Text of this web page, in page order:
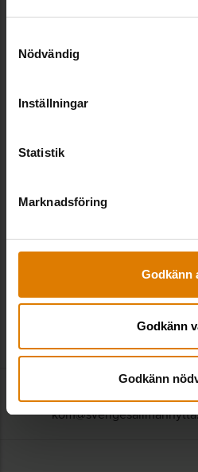
Nödvändig
Inställningar
Statistik
Marknadsföring
Godkänn
Godkänn
Godkänn
Patrizia Finessi
Patrizia Finessi arbetar brett
farliga ämnen samt
08-406 55 37